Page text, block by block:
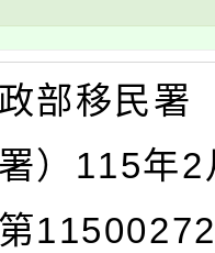
部移民署
）115年